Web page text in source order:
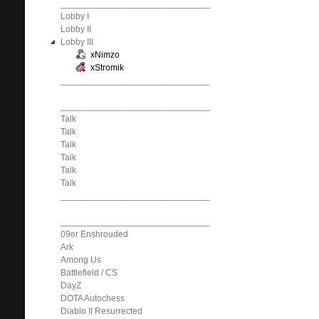
Lobby I
Lobby II
Lobby III
xNimzo
xStromik
Talk
Talk
Talk
Talk
Talk
Talk
09er Enshrouded
Ark
Among Us
Battlefield / CS
DayZ
DOTA Autochess
Diablo II Resurrected